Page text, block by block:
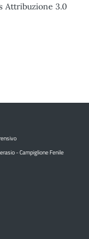
Attribuzione 3.0
- Campiglione Fenile